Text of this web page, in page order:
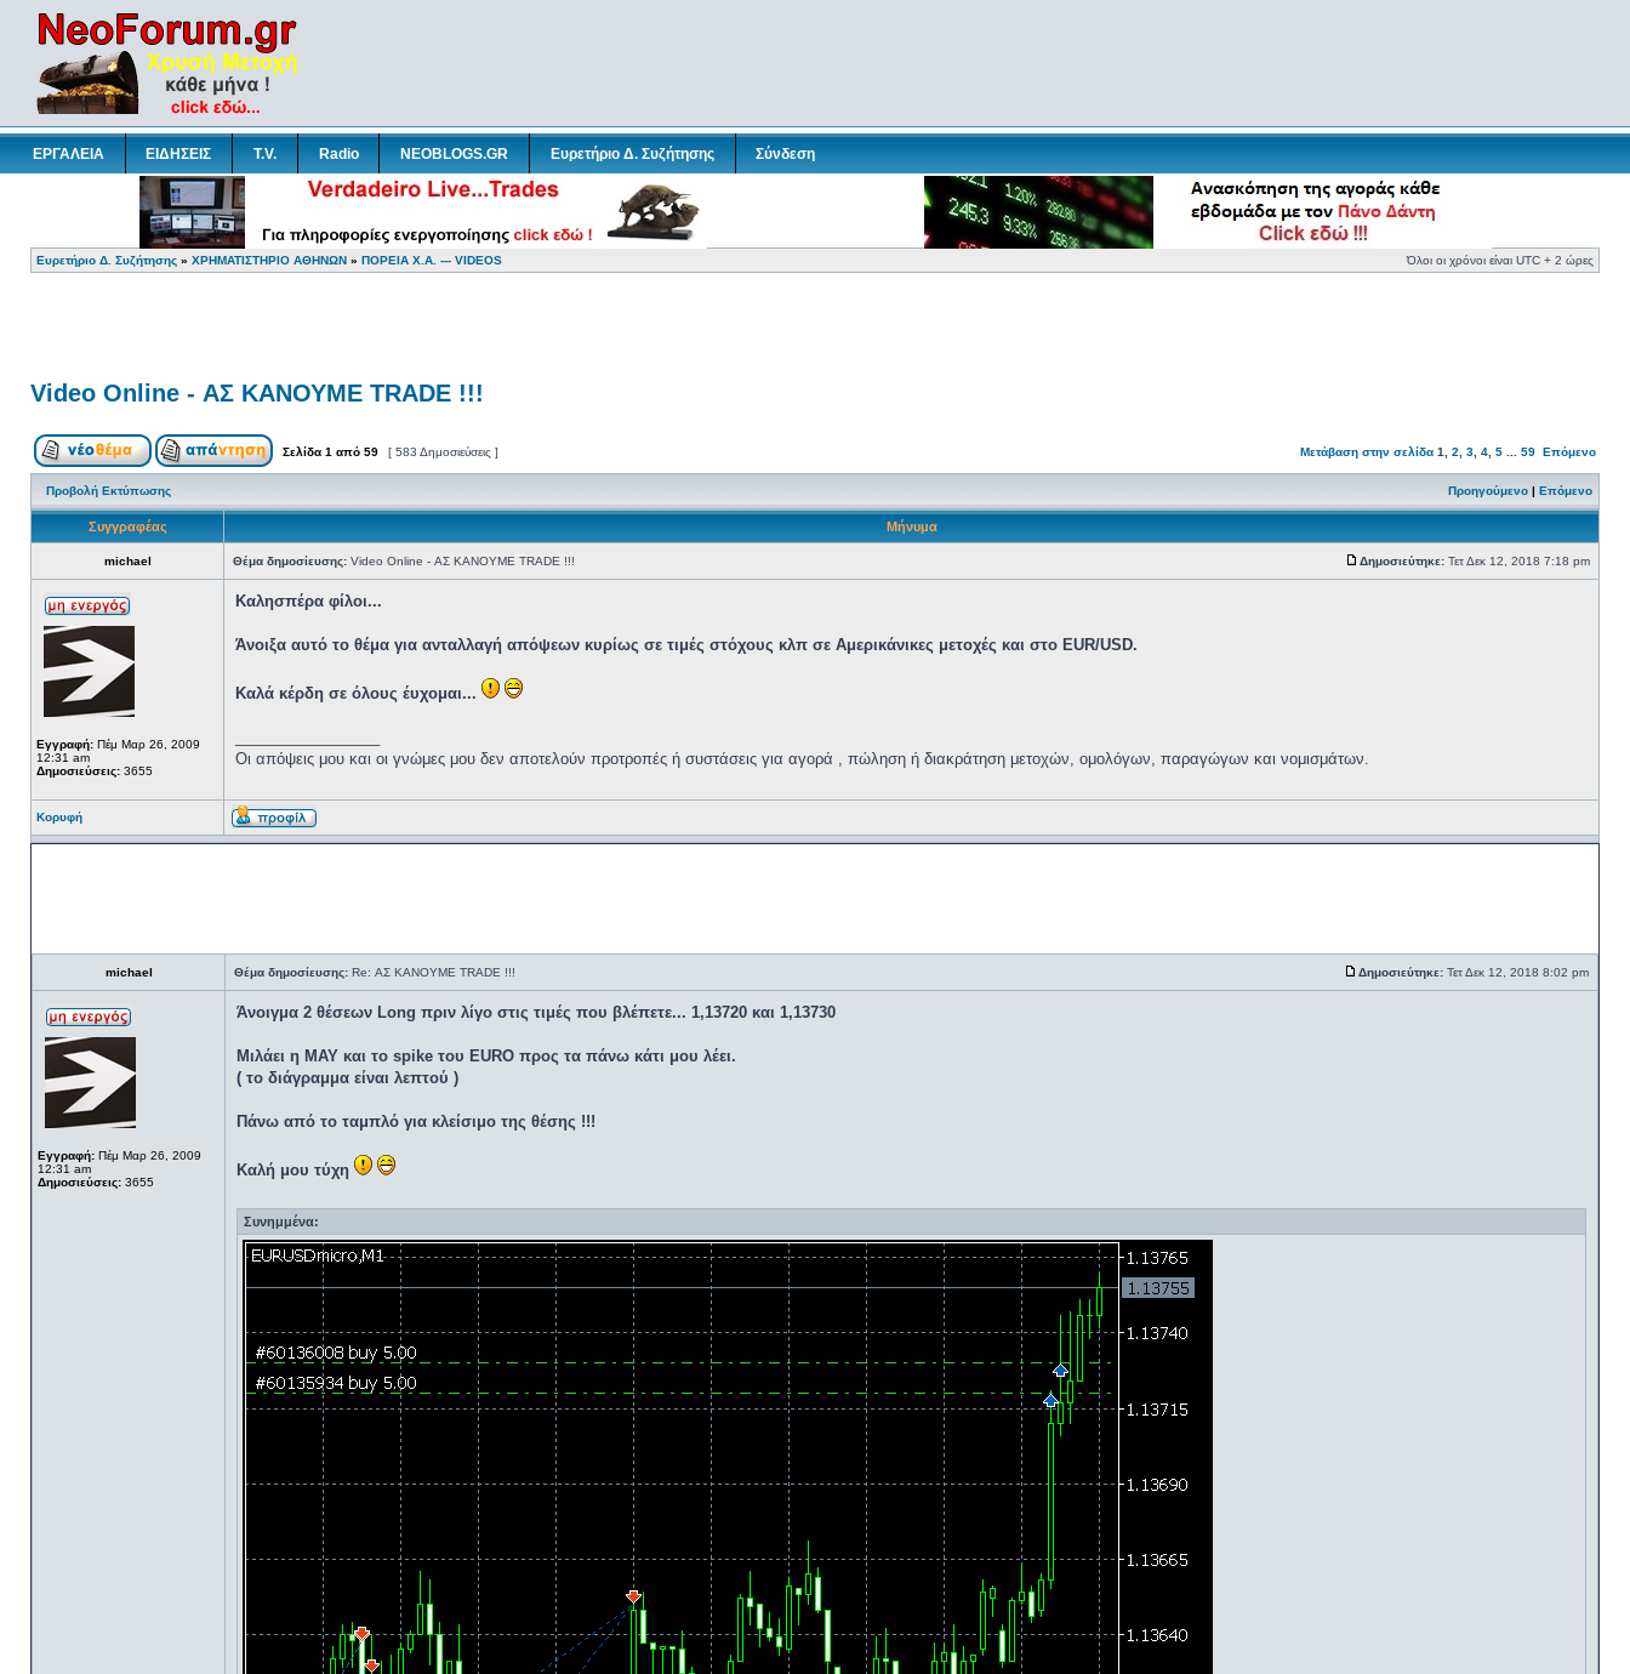
ΕΡΓΑΛΕΙΑ ΕΙΔΗΣΕΙΣ T.V. Radio NEOBLOGS.GR Ευρετήριο Δ. Συζήτησης Σύνδεση
Ευρετήριο Δ. Συζήτησης » ΧΡΗΜΑΤΙΣΤΗΡΙΟ ΑΘΗΝΩΝ » ΠΟΡΕΙΑ Χ.Α. --- VIDEOS Όλοι οι χρόνοι είναι UTC + 2 ώρες
Video Online - ΑΣ ΚΑΝΟΥΜΕ TRADE !!!
Σελίδα 1 από 59 [ 583 Δημοσιεύσεις ] Μετάβαση στην σελίδα 1 2 3 4 5 59 Επόμενο
Προβολή Εκτύπωσης Προηγούμενο | Επόμενο
Συγγραφέας Μήνυμα
michael Θέμα δημοσίευσης: Video Online - ΑΣ ΚΑΝΟΥΜΕ TRADE !!! Δημοσιεύτηκε: Τετ Δεκ 12, 2018 7:18 pm
Εγγραφή: Πέμ Μαρ 26, 2009
12:31 am
Δημοσιεύσεις: 3655
Καλησπέρα φίλοι...
Άνοιξα αυτό το θέμα για ανταλλαγή απόψεων κυρίως σε τιμές στόχους κλπ σε Αμερικάνικες μετοχές και στο EUR/USD.
Καλά κέρδη σε όλους έυχομαι...
Oι απόψεις μου και οι γνώμες μου δεν αποτελούν προτροπές ή συστάσεις για αγορά , πώληση ή διακράτηση μετοχών, ομολόγων, παραγώγων και νομισμάτων.
Κορυφή
michael Θέμα δημοσίευσης: Re: ΑΣ ΚΑΝΟΥΜΕ TRADE !!! Δημοσιεύτηκε: Τετ Δεκ 12, 2018 8:02 pm
Εγγραφή: Πέμ Μαρ 26, 2009
12:31 am
Δημοσιεύσεις: 3655
Άνοιγμα 2 θέσεων Long πριν λίγο στις τιμές που βλέπετε... 1,13720 και 1,13730
Μιλάει η MAY και το spike του EURO προς τα πάνω κάτι μου λέει.
( το διάγραμμα είναι λεπτού )
Πάνω από το ταμπλό για κλείσιμο της θέσης !!!
Καλή μου τύχη
Συνημμένα: